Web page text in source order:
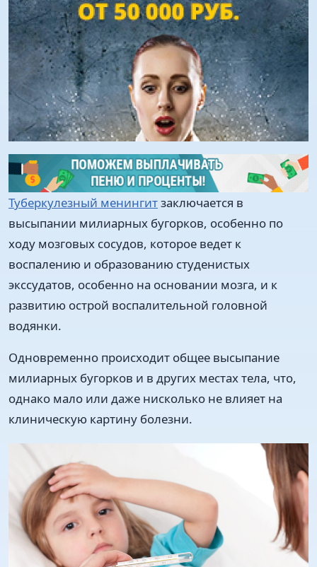
Туберкулезный менингитзаключается в
высыпании милиарных бугорков, особенно по
ходу мозговых сосудов, которое ведет к
воспалению и образованию студенистых
экссудатов, особенно на основании мозга, и к
развитию острой воспалительной головной
водянки.
Одновременно происходит общее высыпание
милиарных бугорков и в других местах тела, что,
однако мало или даже нисколько не влияет на
клиническую картину болезни.